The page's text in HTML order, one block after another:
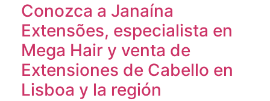
Conozca a Janaína
Extensões, especialista en
Mega Hair y venta de
Extensiones de Cabello en
Lisboa y la región